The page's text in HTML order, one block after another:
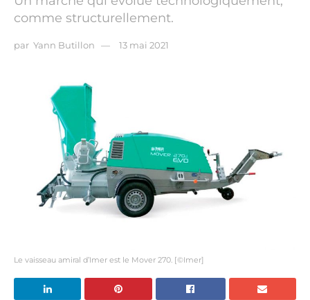
comme structurellement.
par Yann Butillon 13 mai 2021
Le vaisseau amiral d’Imer est le Mover 270. [©Imer]